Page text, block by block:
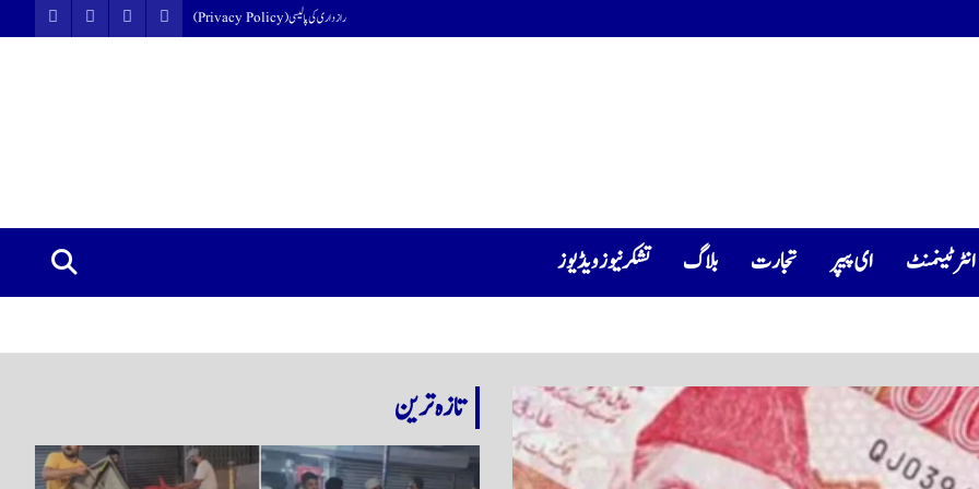
رازداری کی پالیسی (Privacy Policy)
انٹرٹینمنٹ ای پیپر تجارت بلاگ تشکرنیوز ویڈیوز
تازہ ترین